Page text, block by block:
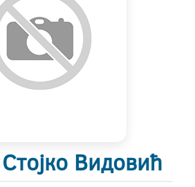
Видовић